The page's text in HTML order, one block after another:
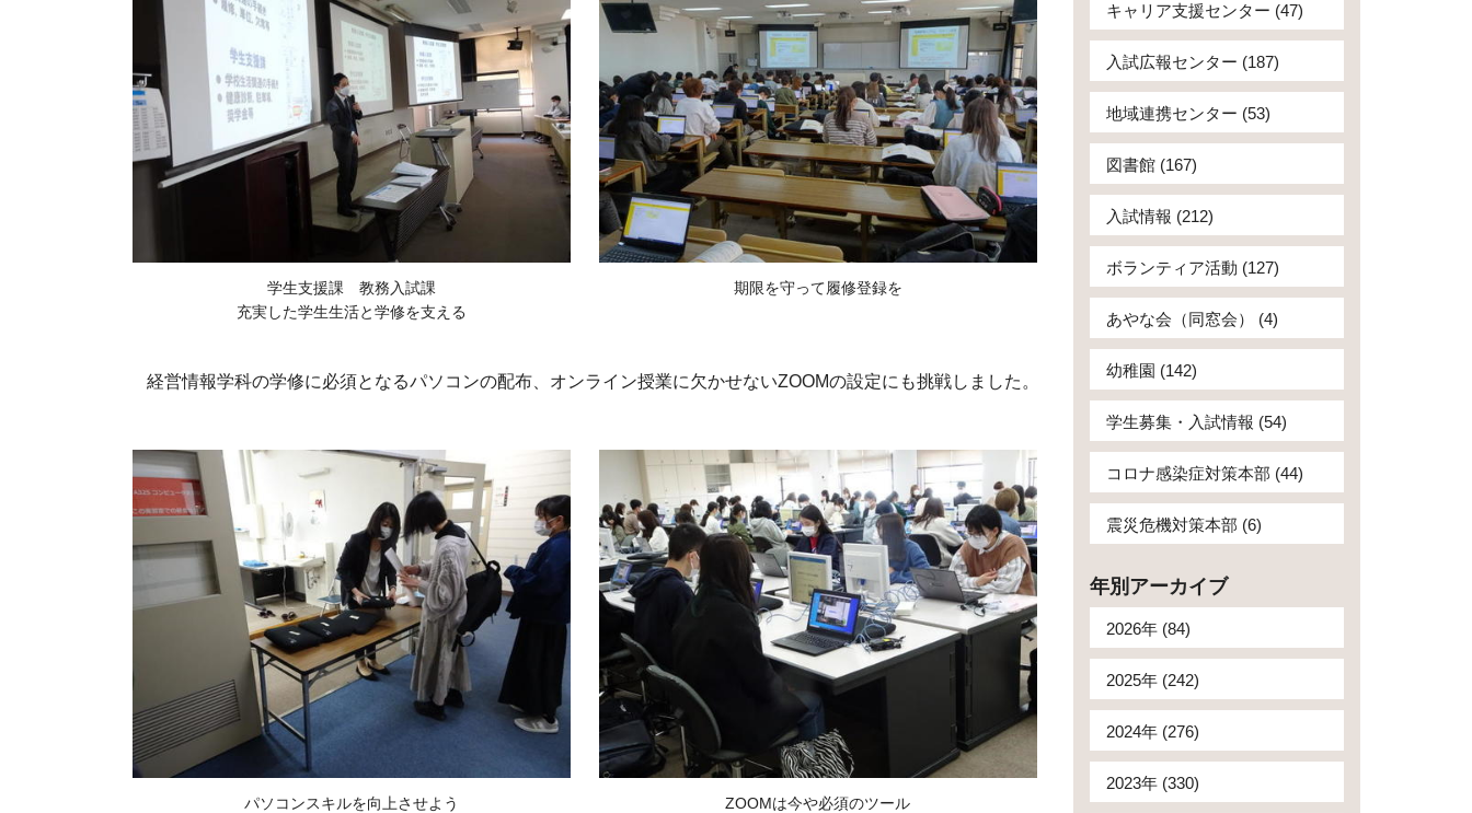
学生支援課 教務入試課
充実した学生生活と学修を支える
期限を守って履修登録を
経営情報学科の学修に必須となるパソコンの配布、オンライン授業に欠かせないZOOMの設定にも挑戦しました。
パソコンスキルを向上させよう ZOOMは今や必須のツール
キャリア支援センター (47)
入試広報センター (187)
地域連携センター (53)
図書館 (167)
入試情報 (212)
ボランティア活動 (127)
あやな会（同窓会） (4)
幼稚園 (142)
学生募集・入試情報 (54)
コロナ感染症対策本部 (44)
震災危機対策本部 (6)
年別アーカイブ
2026年 (84)
2025年 (242)
2024年 (276)
2023年 (330)